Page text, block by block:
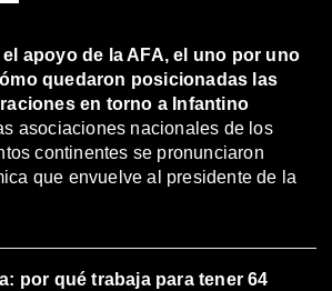
apoyo de la AFA, el uno por uno
quedaron posicionadas las
en torno a Infantino
asociaciones nacionales de los
continentes se pronunciaron
que envuelve al presidente de la
por qué trabaja para tener 64